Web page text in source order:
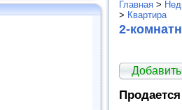
Главная >
> Квартира
2-